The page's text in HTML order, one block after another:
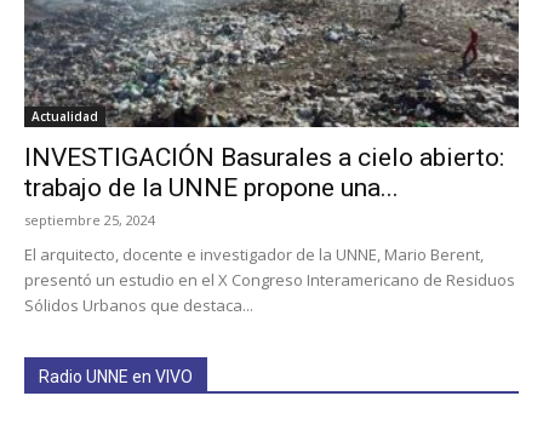
Actualidad
INVESTIGACIÓN Basurales a cielo abierto:
trabajo de la UNNE propone una...
septiembre 25, 2024
El arquitecto, docente e investigador de la UNNE, Mario Berent,
presentó un estudio en el X Congreso Interamericano de Residuos
Sólidos Urbanos que destaca...
Radio UNNE en VIVO